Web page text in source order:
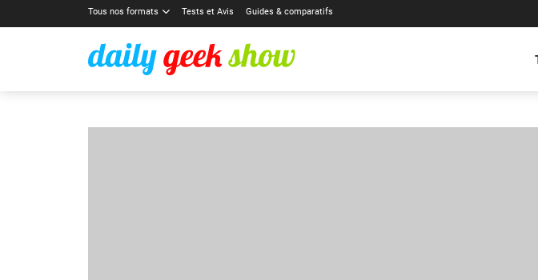
Tous nos formats Tests et Avis Guides & comparatifs